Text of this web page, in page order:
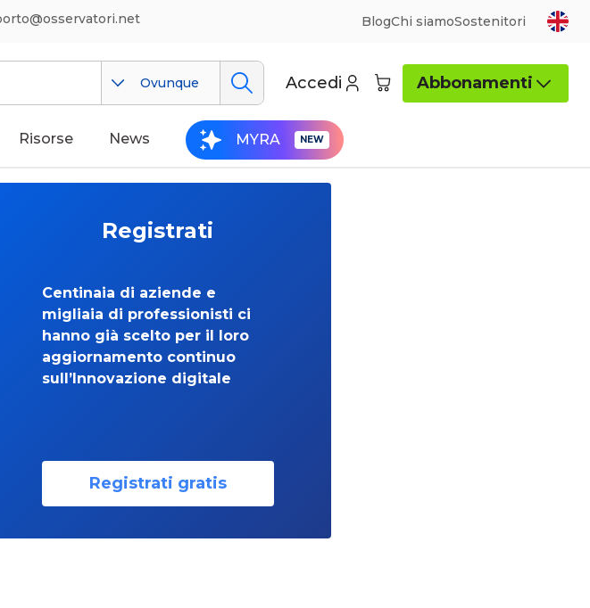
BlogChi siamoSostenitori
Ovunque Accedi Abbonamenti
Risorse News MYRA
Registrati
Centinaia di aziende e
migliaia di professionisti ci
hanno già scelto per il loro
aggiornamento continuo
sull’Innovazione digitale
Registrati gratis